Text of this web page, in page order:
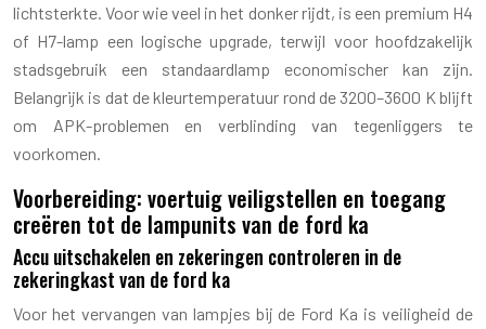
lichtsterkte. Voor wie veel in het donker rijdt, is een premium H4
of H7-lamp een logische upgrade, terwijl voor hoofdzakelijk
stadsgebruik een standaardlamp economischer kan zijn.
Belangrijk is dat de kleurtemperatuur rond de 3200–3600 K blijft
om APK-problemen en verblinding van tegenliggers te
voorkomen.
Voorbereiding: voertuig veiligstellen en toegang
creëren tot de lampunits van de ford ka
Accu uitschakelen en zekeringen controleren in de
zekeringkast van de ford ka
Voor het vervangen van lampjes bij de Ford Ka is veiligheid de